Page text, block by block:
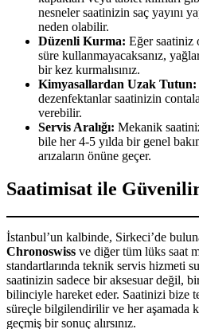
nesneler saatinizin saç yayını
neden olabilir.
Düzenli Kurma: Eğer saatiniz
süre kullanmayacaksanız,
bir kez kurmalısınız.
Kimyasallardan Uzak Tutun:
dezenfektanlar saatinizin
verebilir.
Servis Aralığı: Mekanik
bile her 4-5 yılda bir genel
arızaların önüne geçer.
Saatimisat ile
İstanbul’un kalbinde, Sirkeci’de
Chronoswiss ve diğer tüm lüks saat
standartlarında teknik servis hizmeti
saatinizin sadece bir aksesuar değil,
bilinciyle hareket eder. Saatinizi bize
süreçle bilgilendirilir ve her aşamada
geçmiş bir sonuç alırsınız.